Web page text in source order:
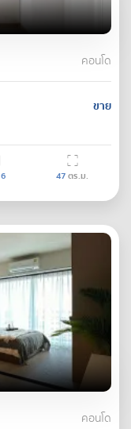
คอนโด
ขาย
6 47ตร.ม.
คอนโด